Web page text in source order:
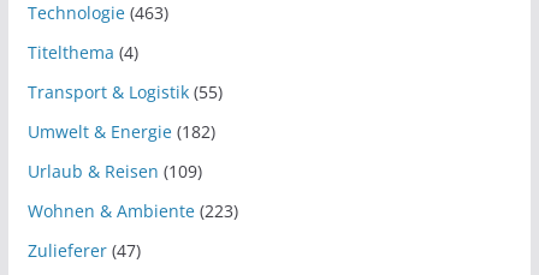
Technologie(463)
Titelthema (4)
Transport & Logistik(55)
Umwelt & Energie(182)
Urlaub & Reisen (109)
Wohnen & Ambiente(223)
Zulieferer(47)